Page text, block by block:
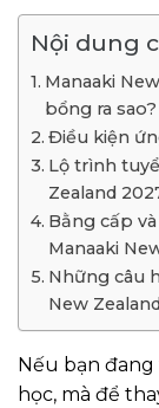
Nội dung
Manaaki
bổng ra sao?
Điều kiện
Lộ trình
Zealand
Bằng cấp
Manaaki
Những câu
New
Nếu bạn
học, mà để